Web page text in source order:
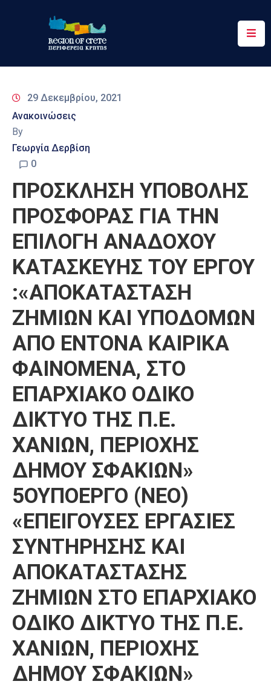
Περιφέρεια
&
Δράσεις
Ψηφιακές
Επικοινωνία
29 Δεκεμβρίου, 2021
Ανακοινώσεις
By
Γεωργία Δερβίση
0
ΠΡΟΣΚΛΗΣΗ ΥΠΟΒΟΛΗΣ
ΠΡΟΣΦΟΡΑΣ ΓΙΑ ΤΗΝ
ΕΠΙΛΟΓΗ ΑΝΑΔΟΧΟΥ
ΚΑΤΑΣΚΕΥΗΣ ΤΟΥ ΕΡΓΟΥ
:«ΑΠΟΚΑΤΑΣΤΑΣΗ
ΖΗΜΙΩΝ ΚΑΙ ΥΠΟΔΟΜΩΝ
ΑΠΟ ΕΝΤΟΝΑ ΚΑΙΡΙΚΑ
ΦΑΙΝΟΜΕΝΑ, ΣΤO
ΕΠΑΡΧΙΑΚO ΟΔIKO
ΔΙΚΤΥΟ ΤΗΣ Π.Ε.
ΧΑΝΙΩΝ, ΠΕΡΙΟΧΗΣ
ΔΗΜΟΥ ΣΦΑΚΙΩΝ»
5ΟΥΠΟΕΡΓΟ (ΝΕΟ)
«ΕΠΕΙΓΟΥΣΕΣ ΕΡΓΑΣΙΕΣ
ΣΥΝΤΗΡΗΣΗΣ ΚΑΙ
ΑΠΟΚΑΤΑΣΤΑΣΗΣ
ΖΗΜΙΩΝ ΣΤΟ ΕΠΑΡΧΙΑΚΟ
ΟΔΙΚΟ ΔΙΚΤΥΟ ΤΗΣ Π.Ε.
ΧΑΝΙΩΝ, ΠΕΡΙΟΧΗΣ
ΔΗΜΟΥ ΣΦΑΚΙΩΝ»